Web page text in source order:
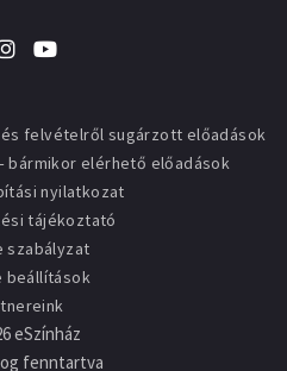
felvételről sugárzott előadások
bármikor elérhető előadások
nyilatkozat
tájékoztató
szabályzat
beállítások
eSzínház
fenntartva